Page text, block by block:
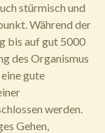
stürmisch und
Während der
bis auf gut 5000
des Organismus
gute
werden.
Gehen,